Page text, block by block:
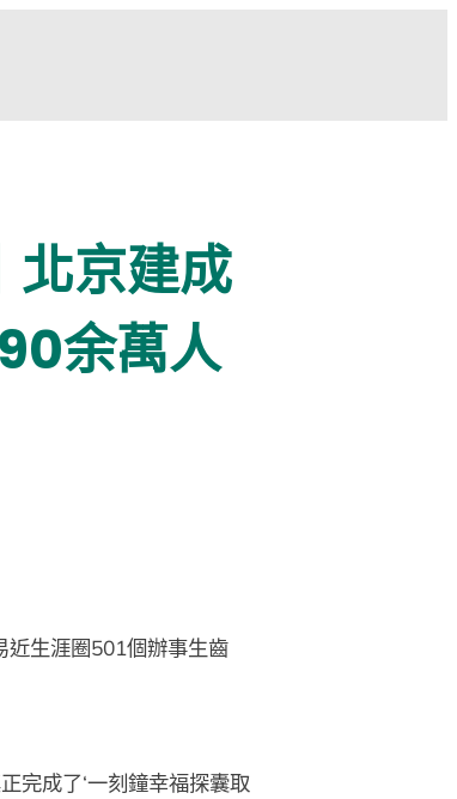
北京建成
余萬人
近生涯圈501個辦事生齒
完成了‘一刻鐘幸福探囊取